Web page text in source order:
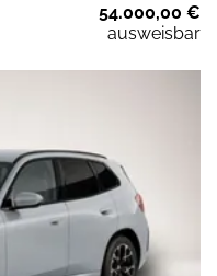
54.000,00 €
ausweisbar